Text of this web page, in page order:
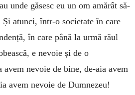
unde găsesc eu un om amărât să-
Și atunci, într-o societate în care
în care până la urmă răul
e nevoie și de o
avem nevoie de bine, de-aia avem
avem nevoie de Dumnezeu!